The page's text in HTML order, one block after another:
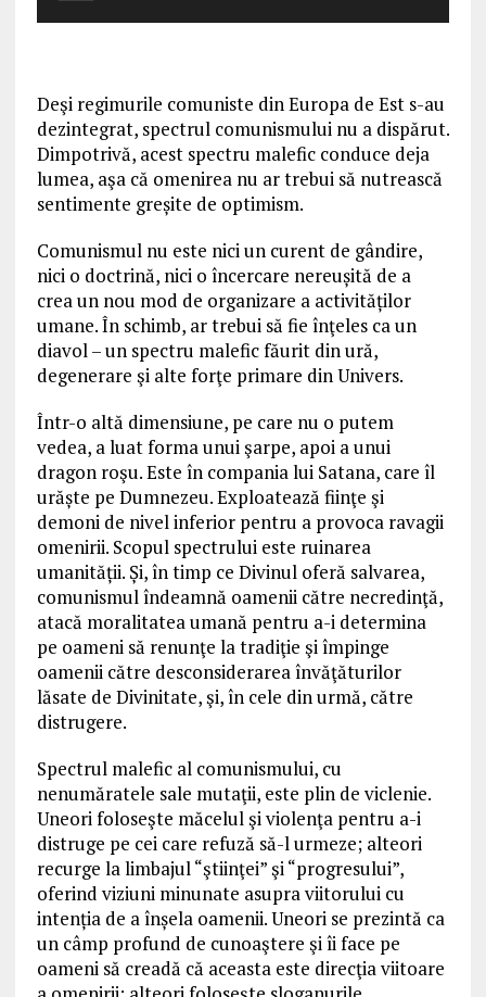
Deşi regimurile comuniste din Europa de Est s-au
dezintegrat, spectrul comunismului nu a dispărut.
Dimpotrivă, acest spectru malefic conduce deja
lumea, aşa că omenirea nu ar trebui să nutrească
sentimente greșite de optimism.
Comunismul nu este nici un curent de gândire,
nici o doctrină, nici o încercare nereușită de a
crea un nou mod de organizare a activităților
umane. În schimb, ar trebui să fie înţeles ca un
diavol – un spectru malefic făurit din ură,
degenerare şi alte forţe primare din Univers.
Într-o altă dimensiune, pe care nu o putem
vedea, a luat forma unui şarpe, apoi a unui
dragon roşu. Este în compania lui Satana, care îl
urăște pe Dumnezeu. Exploatează fiinţe şi
demoni de nivel inferior pentru a provoca ravagii
omenirii. Scopul spectrului este ruinarea
umanității. Și, în timp ce Divinul oferă salvarea,
comunismul îndeamnă oamenii către necredinţă,
atacă moralitatea umană pentru a-i determina
pe oameni să renunţe la tradiţie şi împinge
oamenii către desconsiderarea învăţăturilor
lăsate de Divinitate, şi, în cele din urmă, către
distrugere.
Spectrul malefic al comunismului, cu
nenumăratele sale mutaţii, este plin de viclenie.
Uneori foloseşte măcelul şi violenţa pentru a-i
distruge pe cei care refuză să-l urmeze; alteori
recurge la limbajul “ştiinţei” şi “progresului”,
oferind viziuni minunate asupra viitorului cu
intenția de a înșela oamenii. Uneori se prezintă ca
un câmp profund de cunoaştere şi îi face pe
oameni să creadă că aceasta este direcţia viitoare